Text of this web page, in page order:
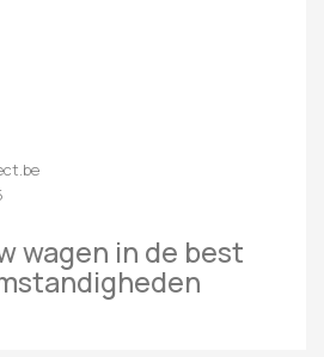
wagen in de best